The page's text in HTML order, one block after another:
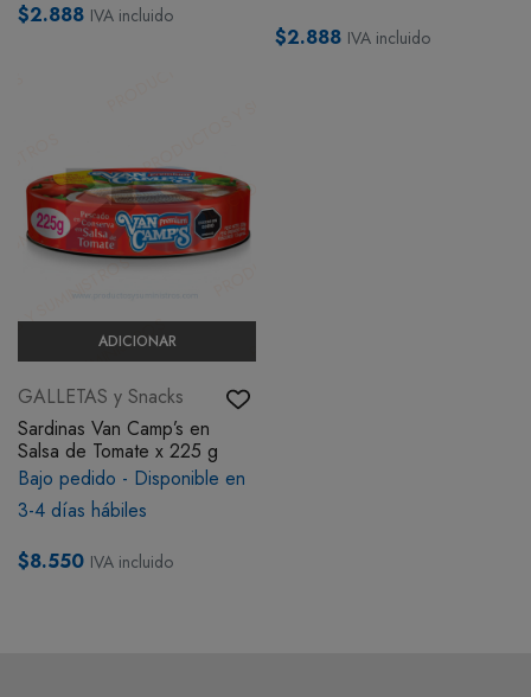
$2.888 IVA incluido
$2.888 IVA incluido
ADICIONAR
GALLETAS y Snacks
Sardinas Van Camp’s en
Salsa de Tomate x 225 g
Bajo pedido - Disponible en
3-4 días hábiles
$8.550 IVA incluido